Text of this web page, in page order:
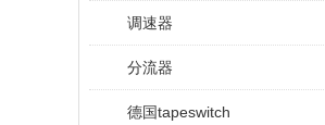
调速器
分流器
德国tapeswitch